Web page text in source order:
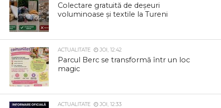
Colectare gratuită de deșeuri
voluminoase și textile la Tureni
ACTUALITATE JOI, 12:42
Parcul Berc se transformă într un loc
magic
ACTUALITATE JOI, 12:33